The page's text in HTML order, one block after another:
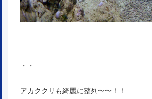
・・
アカククリも綺麗に整列〜〜！！